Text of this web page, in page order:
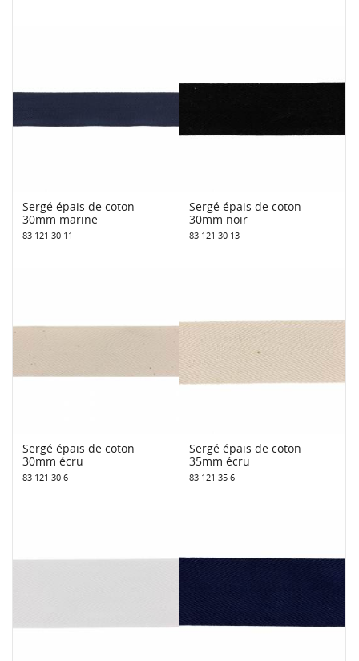
Sergé épais de coton
30mm marine
83 121 30 11
Sergé épais de coton
30mm noir
83 121 30 13
Sergé épais de coton
30mm écru
83 121 30 6
Sergé épais de coton
35mm écru
83 121 35 6